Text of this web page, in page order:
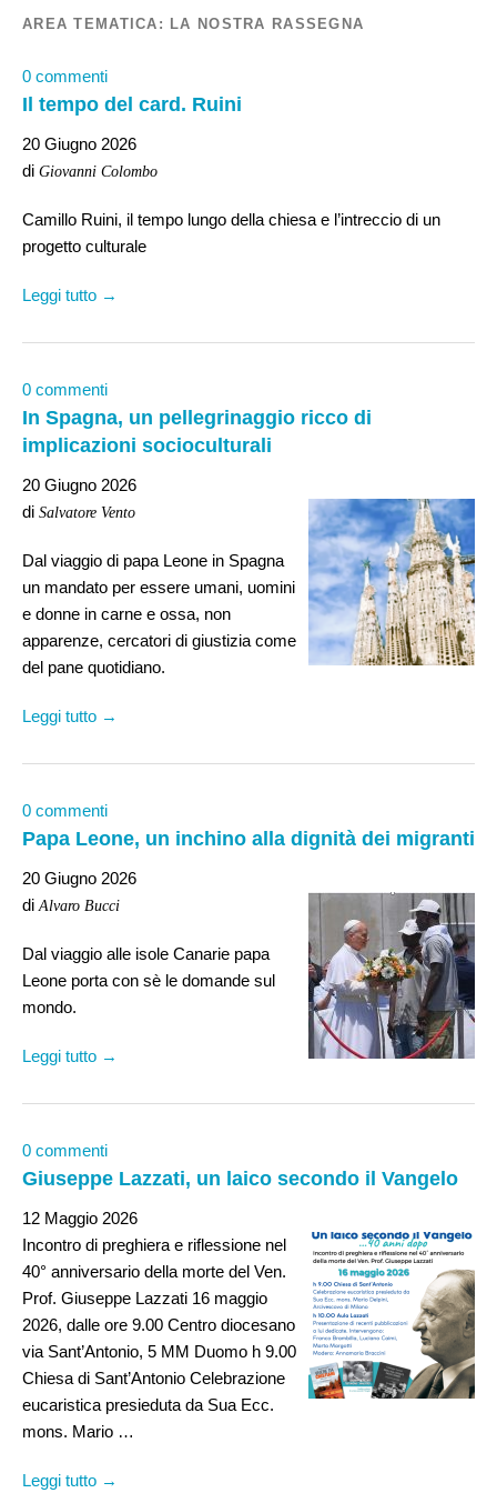
AREA TEMATICA: LA NOSTRA RASSEGNA
0 commenti
Il tempo del card. Ruini
20 Giugno 2026
di Giovanni Colombo
Camillo Ruini, il tempo lungo della chiesa e l’intreccio di un
progetto culturale
Leggi tutto →
0 commenti
In Spagna, un pellegrinaggio ricco di
implicazioni socioculturali
20 Giugno 2026
di Salvatore Vento
Dal viaggio di papa Leone in Spagna
un mandato per essere umani, uomini
e donne in carne e ossa, non
apparenze, cercatori di giustizia come
del pane quotidiano.
Leggi tutto →
0 commenti
Papa Leone, un inchino alla dignità dei migranti
20 Giugno 2026
di Alvaro Bucci
Dal viaggio alle isole Canarie papa
Leone porta con sè le domande sul
mondo.
Leggi tutto →
0 commenti
Giuseppe Lazzati, un laico secondo il Vangelo
12 Maggio 2026
Incontro di preghiera e riflessione nel
40° anniversario della morte del Ven.
Prof. Giuseppe Lazzati 16 maggio
2026, dalle ore 9.00 Centro diocesano
via Sant’Antonio, 5 MM Duomo h 9.00
Chiesa di Sant’Antonio Celebrazione
eucaristica presieduta da Sua Ecc.
mons. Mario …
Leggi tutto →